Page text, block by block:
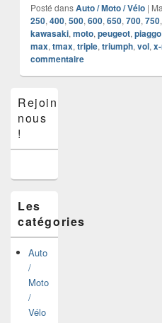
Posté dans Auto / Moto / Vélo |
250, 400, 500, 600, 650, 700, 750,
kawasaki, moto, peugeot, piaggo,
max, tmax, triple, triumph, vol,
commentaire
principale
de
widget
latérale
Rejoins-
nous
!
Les
catégories
Auto
/
Moto
/
Vélo